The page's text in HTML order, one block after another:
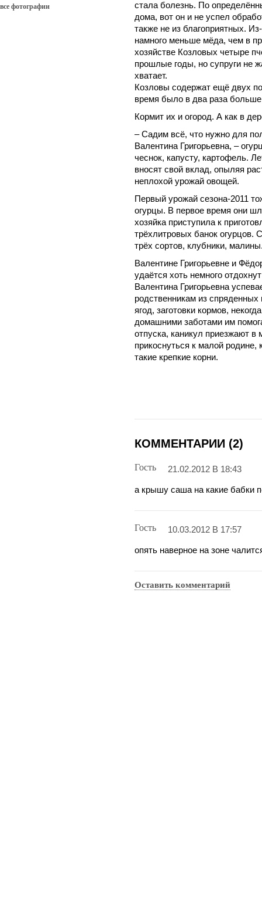
все фотографии
стала болезнь. По
дома, вот он и не успел
также не из благоприятных.
намного меньше мёда, чем в
хозяйстве Козловых четыре
прошлые годы, но супруги не
хватает.
Козловы содержат ещё двух
время было в два раза
Кормит их и огород. А как в
– Садим всё, что нужно для
Валентина Григорьевна, –
чеснок, капусту, картофель.
вносят свой вклад, опыляя
неплохой урожай овощей.
Первый урожай сезона-2011
огурцы. В первое время они
хозяйка приступила к
трёхлитровых банок огурцов.
трёх сортов, клубники,
Валентине Григорьевне и
удаётся хоть немного
Валентина Григорьевна
родственникам из
ягод, заготовки кормов,
домашними заботами им
отпуска, каникул приезжают
прикоснуться к малой родине,
такие крепкие корни.
КОММЕНТАРИИ (2)
Гость 21.02.2012 В 18:43
а крышу саша на какие бабки
Гость 10.03.2012 В 17:57
опять наверное на зоне
Оставить комментарий